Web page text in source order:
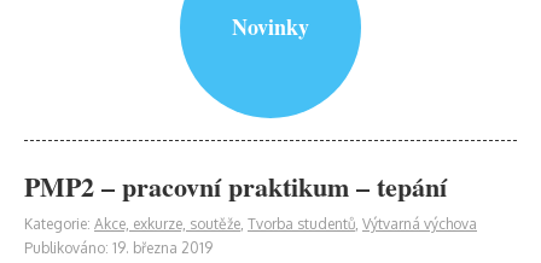
Novinky
PMP2 – pracovní praktikum – tepání
Kategorie: Akce, exkurze, soutěže, Tvorba studentů, Výtvarná výchova
Publikováno: 19. března 2019